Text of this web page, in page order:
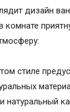
дизайн
комнате
стиле
натуральный